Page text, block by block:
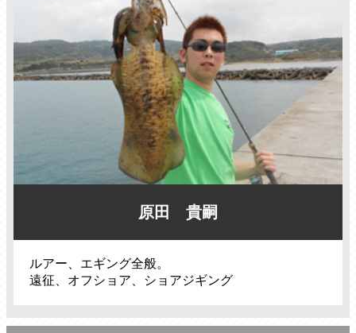
原田 貴嗣
ルアー、エギング全般。
遠征、オフショア、ショアジギング